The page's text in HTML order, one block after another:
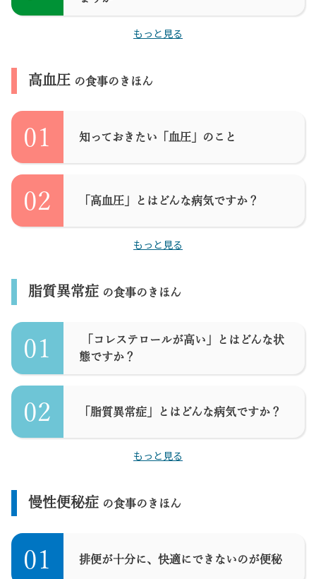
もっと見る
高血圧 の食事のきほん
01 知っておきたい「血圧」のこと
02 「高血圧」とはどんな病気ですか？
もっと見る
脂質異常症 の食事のきほん
01
「コレステロールが高い」とはどんな状
態ですか？
02 「脂質異常症」とはどんな病気ですか？
もっと見る
慢性便秘症 の食事のきほん
01 排便が十分に、快適にできないのが便秘